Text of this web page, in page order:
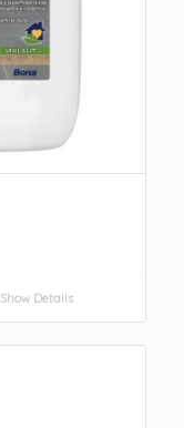
Show Details